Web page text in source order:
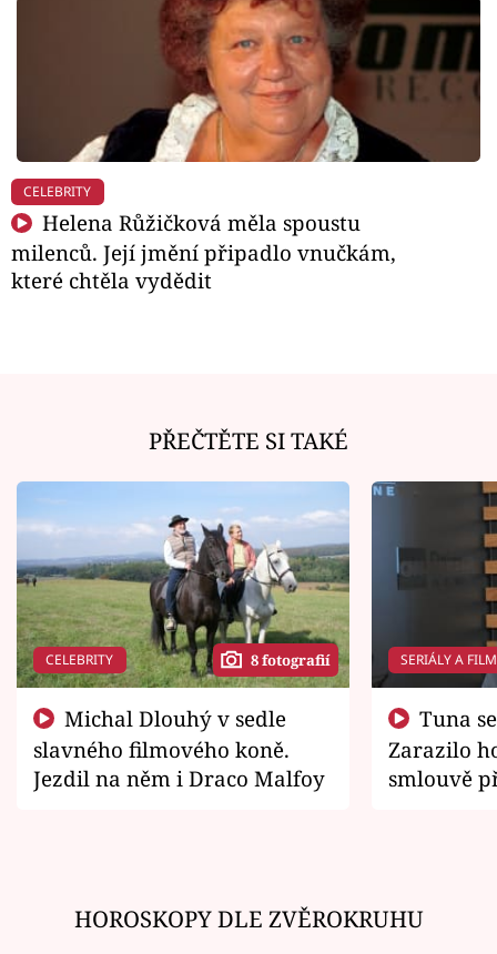
CELEBRITY
Helena Růžičková měla spoustu
milenců. Její jmění připadlo vnučkám,
které chtěla vydědit
PŘEČTĚTE SI TAKÉ
CELEBRITY 8 fotografií
slavného filmového koně.
Jezdil na něm i Draco Malfoy
SERIÁLY A
Zarazilo
smlouvě
HOROSKOPY DLE ZVĚROKRUHU